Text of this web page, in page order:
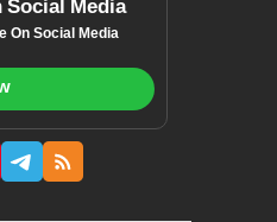
Social Media
On Social Media